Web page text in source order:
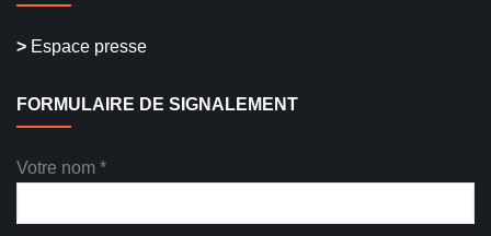
> Espace presse
FORMULAIRE DE SIGNALEMENT
Votre nom *